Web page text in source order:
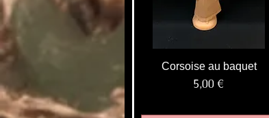
Corsoise au baquet
Prix
5,00 €